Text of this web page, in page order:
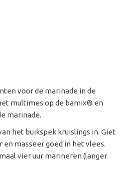
voor de marinade in de
multimes op de bamix® en
marinade.
het buikspek kruislings in. Giet
en masseer goed in het vlees.
vier uur marineren (langer